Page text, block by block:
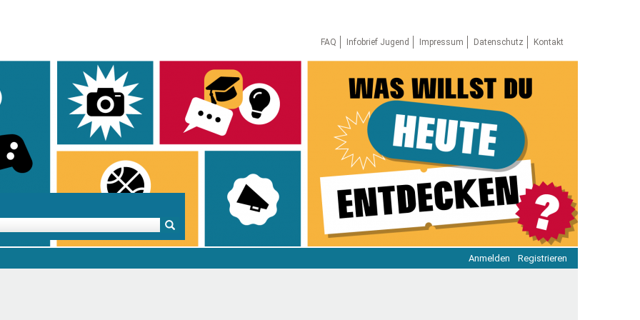
FAQ
Infobrief Jugend Impressum Datenschutz Kontakt
Anmelden Registrieren